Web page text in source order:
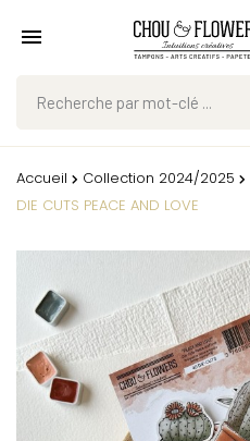
Accueil Collection 2024/2025
DIE CUTS PEACE AND LOVE